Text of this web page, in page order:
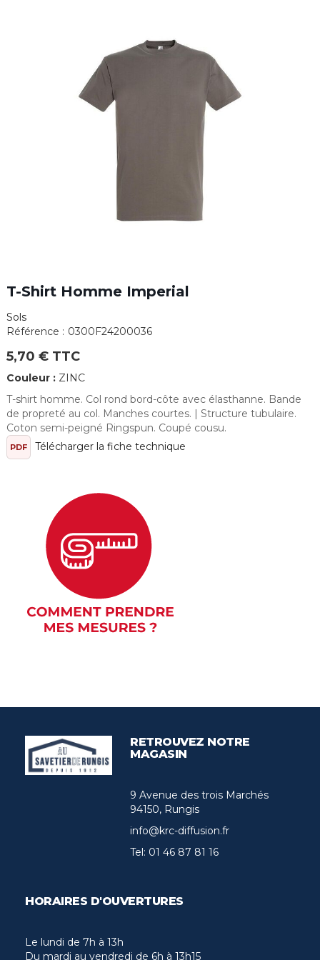
T-Shirt Homme Imperial
Sols
Référence : 0300F24200036
5,70 € TTC
Couleur : ZINC
T-shirt homme. Col rond bord-côte avec élasthanne. Bande
de propreté au col. Manches courtes. | Structure tubulaire.
Coton semi-peigné Ringspun. Coupé cousu.
PDF Télécharger la fiche technique
RETROUVEZ NOTRE
MAGASIN
9 Avenue des trois Marchés
94150, Rungis
info@krc-diffusion.fr
Tel: 01 46 87 81 16
HORAIRES D'OUVERTURES
Le lundi de 7h à 13h
Du mardi au vendredi de 6h à 13h15